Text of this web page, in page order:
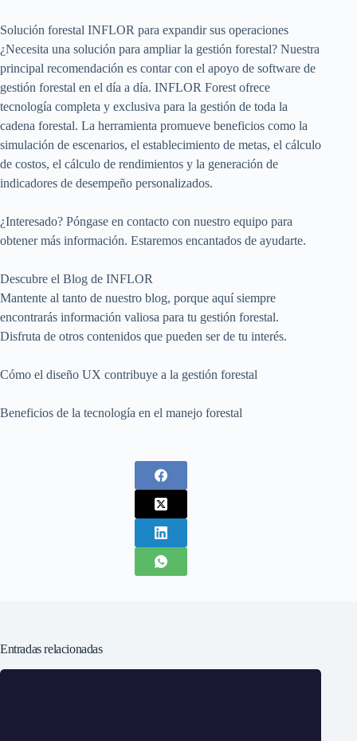
Solución forestal INFLOR para expandir sus operaciones
¿Necesita una solución para ampliar la gestión forestal? Nuestra
principal recomendación es contar con el apoyo de software de
gestión forestal en el día a día. INFLOR Forest ofrece
tecnología completa y exclusiva para la gestión de toda la
cadena forestal. La herramienta promueve beneficios como la
simulación de escenarios, el establecimiento de metas, el cálculo
de costos, el cálculo de rendimientos y la generación de
indicadores de desempeño personalizados.
¿Interesado? Póngase en contacto con nuestro equipo para
obtener más información. Estaremos encantados de ayudarte.
Descubre el Blog de INFLOR
Mantente al tanto de nuestro blog, porque aquí siempre
encontrarás información valiosa para tu gestión forestal.
Disfruta de otros contenidos que pueden ser de tu interés.
Cómo el diseño UX contribuye a la gestión forestal
Beneficios de la tecnología en el manejo forestal
Entradas relacionadas